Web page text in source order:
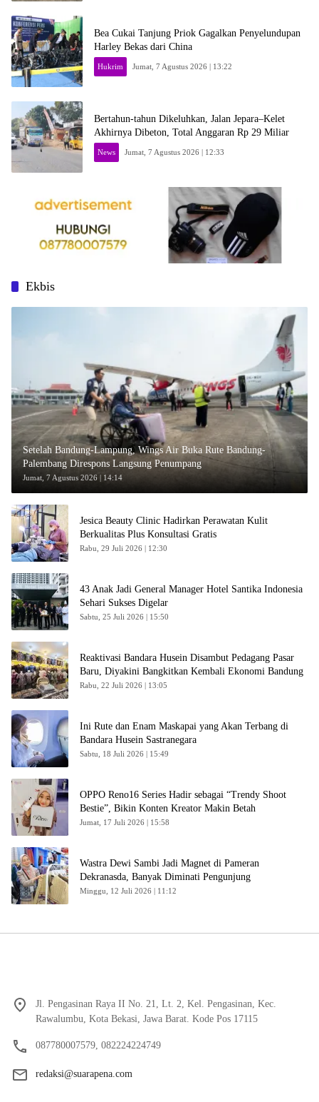
Bea Cukai Tanjung Priok Gagalkan Penyelundupan
Harley Bekas dari China
Hukrim Jumat, 7 Agustus 2026 | 13:22
Bertahun-tahun Dikeluhkan, Jalan Jepara–Kelet
Akhirnya Dibeton, Total Anggaran Rp 29 Miliar
News Jumat, 7 Agustus 2026 | 12:33
Ekbis
Setelah Bandung-Lampung, Wings Air Buka Rute Bandung-
Palembang Direspons Langsung Penumpang
Jumat, 7 Agustus 2026 | 14:14
Jesica Beauty Clinic Hadirkan Perawatan Kulit
Berkualitas Plus Konsultasi Gratis
Rabu, 29 Juli 2026 | 12:30
43 Anak Jadi General Manager Hotel Santika Indonesia
Sehari Sukses Digelar
Sabtu, 25 Juli 2026 | 15:50
Reaktivasi Bandara Husein Disambut Pedagang Pasar
Baru, Diyakini Bangkitkan Kembali Ekonomi Bandung
Rabu, 22 Juli 2026 | 13:05
Ini Rute dan Enam Maskapai yang Akan Terbang di
Bandara Husein Sastranegara
Sabtu, 18 Juli 2026 | 15:49
OPPO Reno16 Series Hadir sebagai “Trendy Shoot
Bestie”, Bikin Konten Kreator Makin Betah
Jumat, 17 Juli 2026 | 15:58
Wastra Dewi Sambi Jadi Magnet di Pameran
Dekranasda, Banyak Diminati Pengunjung
Minggu, 12 Juli 2026 | 11:12
Jl. Pengasinan Raya II No. 21, Lt. 2, Kel. Pengasinan, Kec.
Rawalumbu, Kota Bekasi, Jawa Barat. Kode Pos 17115
087780007579, 082224224749
redaksi@suarapena.com